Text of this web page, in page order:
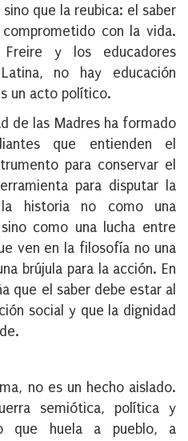
que la reubica: el saber
con la vida.
Freire y los educadores
no hay educación
un acto político.
de las Madres ha formado
que entienden el
para conservar el
para disputar la
historia no como una
como una lucha entre
ven en la filosofía no una
brújula para la acción. En
que el saber debe estar al
social y que la dignidad
no es un hecho aislado.
semiótica, política y
que huela a pueblo, a